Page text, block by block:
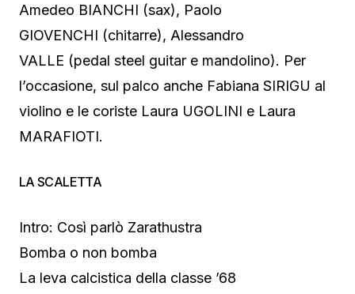
Amedeo BIANCHI (sax), Paolo
GIOVENCHI (chitarre), Alessandro
VALLE (pedal steel guitar e mandolino). Per
l’occasione, sul palco anche Fabiana SIRIGU al
violino e le coriste Laura UGOLINI e Laura
MARAFIOTI.
LA SCALETTA
Intro: Così parlò Zarathustra
Bomba o non bomba
La leva calcistica della classe ’68